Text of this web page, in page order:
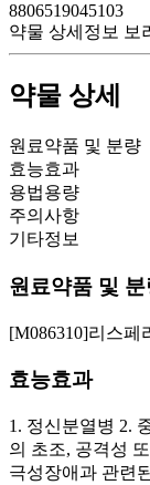
8806519045103
약물 상세정보 보
약물 상세
원료약품 및 분량
효능효과
용법용량
주의사항
기타정보
원료약품 및 분
[M086310]리스페
효능효과
1. 정신분열병 2.
의 초조, 공격성
극성장애과 관련